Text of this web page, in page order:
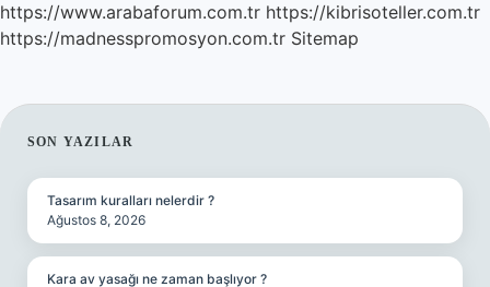
https://www.arabaforum.com.tr https://kibrisoteller.com.tr
https://madnesspromosyon.com.tr Sitemap
SIDEBAR
SON YAZILAR
Tasarım kuralları nelerdir ?
Ağustos 8, 2026
Kara av yasağı ne zaman başlıyor ?